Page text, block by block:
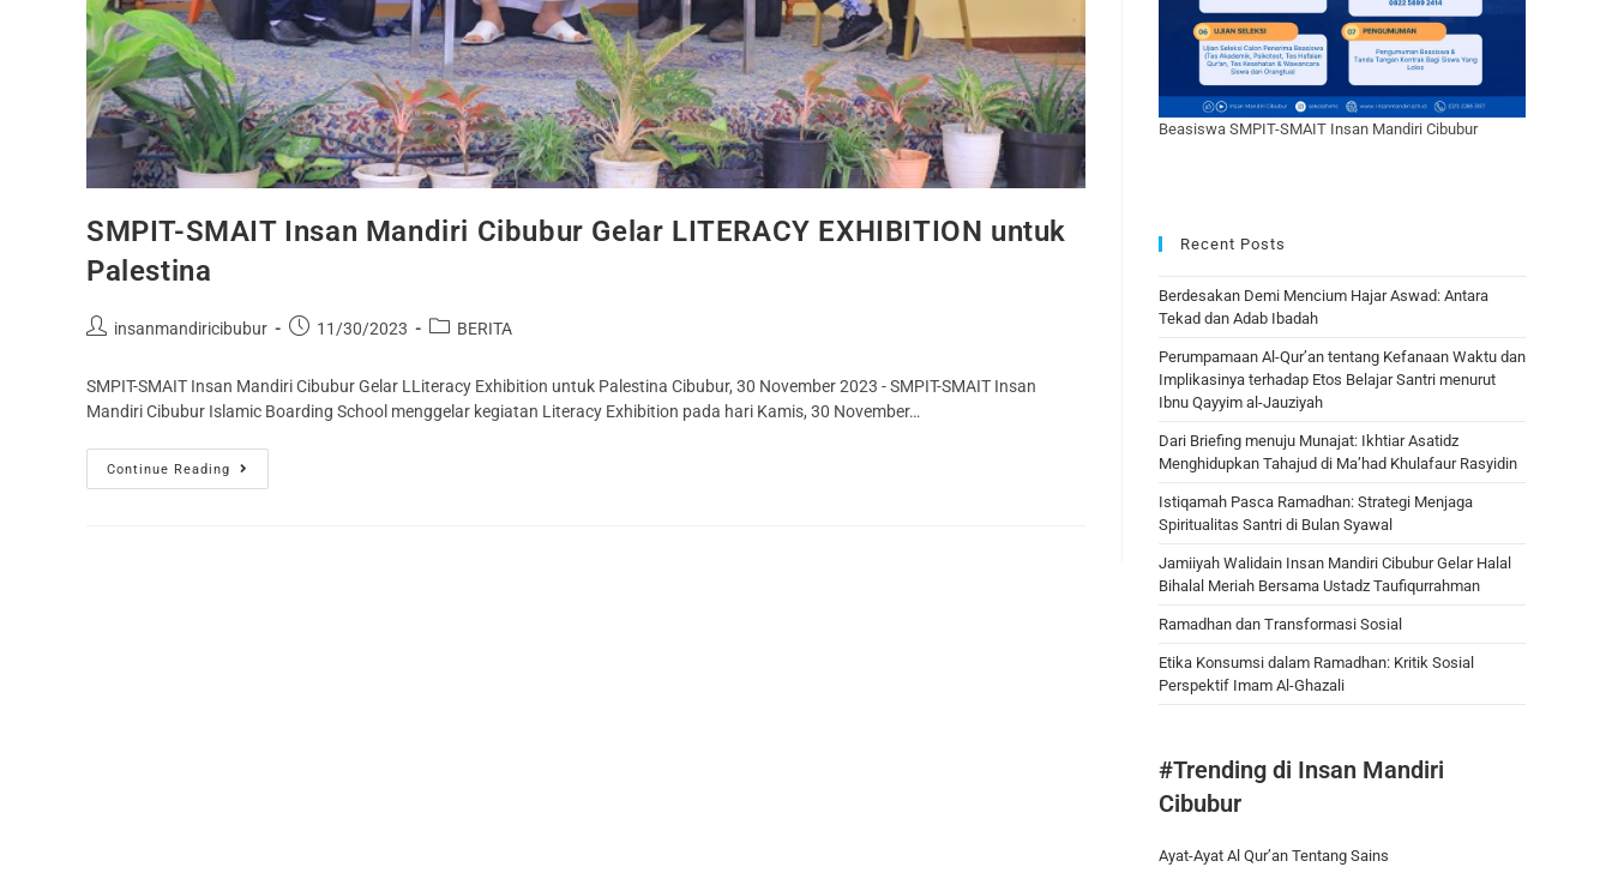
SMPIT-SMAIT Insan Mandiri Cibubur Gelar LITERACY EXHIBITION untuk
Palestina
insanmandiricibubur 11/30/2023 BERITA
SMPIT-SMAIT Insan Mandiri Cibubur Gelar LLiteracy Exhibition untuk Palestina Cibubur, 30 November 2023 - SMPIT-SMAIT Insan
Mandiri Cibubur Islamic Boarding School menggelar kegiatan Literacy Exhibition pada hari Kamis, 30 November…
Continue Reading
Beasiswa SMPIT-SMAIT Insan Mandiri Cibubur
Recent Posts
Berdesakan Demi Mencium Hajar Aswad: Antara
Tekad dan Adab Ibadah
Perumpamaan Al-Qur’an tentang Kefanaan Waktu dan
Implikasinya terhadap Etos Belajar Santri menurut
Ibnu Qayyim al-Jauziyah
Dari Briefing menuju Munajat: Ikhtiar Asatidz
Menghidupkan Tahajud di Ma’had Khulafaur Rasyidin
Istiqamah Pasca Ramadhan: Strategi Menjaga
Spiritualitas Santri di Bulan Syawal
Jamiiyah Walidain Insan Mandiri Cibubur Gelar Halal
Bihalal Meriah Bersama Ustadz Taufiqurrahman
Ramadhan dan Transformasi Sosial
Etika Konsumsi dalam Ramadhan: Kritik Sosial
Perspektif Imam Al-Ghazali
#Trending di Insan Mandiri
Cibubur
Ayat-Ayat Al Qur’an Tentang Sains